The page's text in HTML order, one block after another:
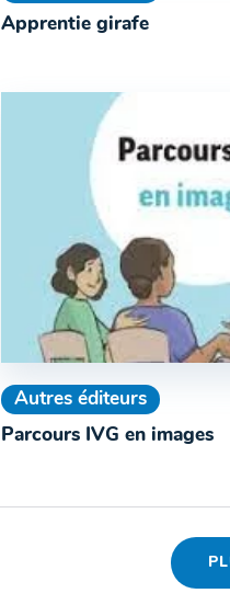
Apprentie girafe
Autres éditeurs
Parcours IVG en images